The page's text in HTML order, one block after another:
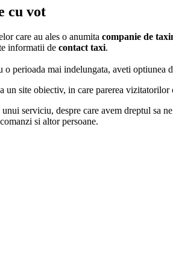
cu vot
care au ales o anumita companie de
informatii de contact taxi.
o perioada mai indelungata, aveti optiunea
un site obiectiv, in care parerea
serviciu, despre care avem dreptul sa
si altor persoane.